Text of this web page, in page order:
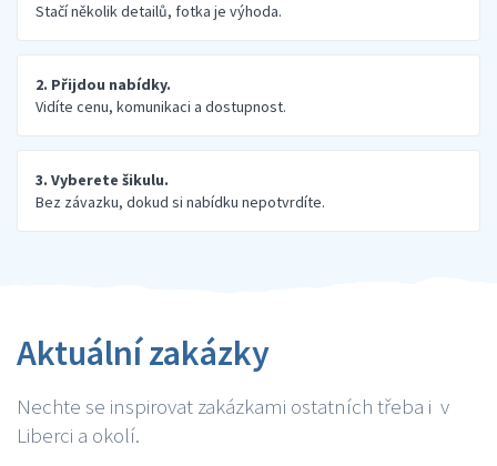
Stačí několik detailů, fotka je výhoda.
2. Přijdou nabídky.
Vidíte cenu, komunikaci a dostupnost.
3. Vyberete šikulu.
Bez závazku, dokud si nabídku nepotvrdíte.
Aktuální zakázky
Nechte se inspirovat zakázkami ostatních třeba i v
Liberci a okolí.